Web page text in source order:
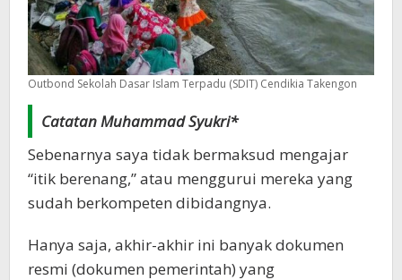
Outbond Sekolah Dasar Islam Terpadu (SDIT) Cendikia Takengon
Catatan Muhammad Syukri*
Sebenarnya saya tidak bermaksud mengajar
“itik berenang,” atau menggurui mereka yang
sudah berkompeten dibidangnya.
Hanya saja, akhir-akhir ini banyak dokumen
resmi (dokumen pemerintah) yang